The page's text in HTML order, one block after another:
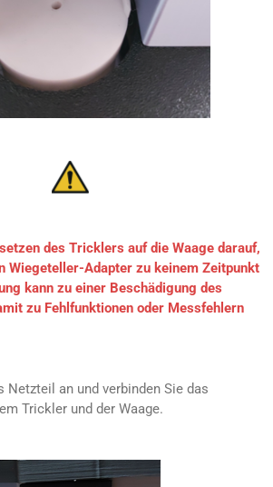
des Tricklers auf die Waage darauf,
Wiegeteller-Adapter zu keinem Zeitpunkt
kann zu einer Beschädigung des
zu Fehlfunktionen oder Messfehlern
Netzteil an und verbinden Sie das
Trickler und der Waage.